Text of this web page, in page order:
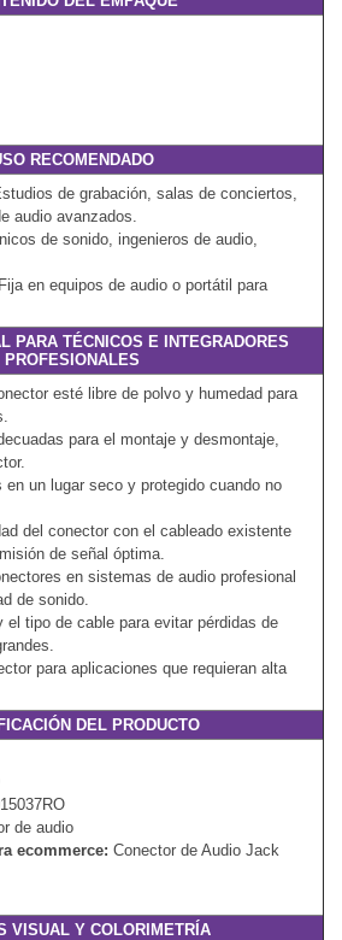
RECOMENDADO
de grabación, salas de conciertos,
audio avanzados.
de sonido, ingenieros de audio,
Fija en equipos de audio o portátil para
PARA TÉCNICOS E INTEGRADORES
PROFESIONALES
esté libre de polvo y humedad para
para el montaje y desmontaje,
en un lugar seco y protegido cuando no
del conector con el cableado existente
de señal óptima.
en sistemas de audio profesional
de sonido.
el tipo de cable para evitar pérdidas de
para aplicaciones que requieran alta
DEL PRODUCTO
de audio
ecommerce: Conector de Audio Jack
VISUAL Y COLORIMETRÍA